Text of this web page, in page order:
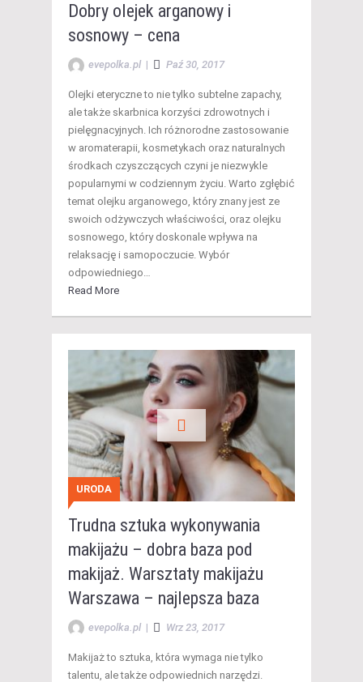
Dobry olejek arganowy i
sosnowy – cena
evepolka.pl | Paź 30, 2017
Olejki eteryczne to nie tylko subtelne zapachy,
ale także skarbnica korzyści zdrowotnych i
pielęgnacyjnych. Ich różnorodne zastosowanie
w aromaterapii, kosmetykach oraz naturalnych
środkach czyszczących czyni je niezwykle
popularnymi w codziennym życiu. Warto zgłębić
temat olejku arganowego, który znany jest ze
swoich odżywczych właściwości, oraz olejku
sosnowego, który doskonale wpływa na
relaksację i samopoczucie. Wybór
odpowiedniego…
Read More
URODA
Trudna sztuka wykonywania
makijażu – dobra baza pod
makijaż. Warsztaty makijażu
Warszawa – najlepsza baza
evepolka.pl | Wrz 23, 2017
Makijaż to sztuka, która wymaga nie tylko
talentu, ale także odpowiednich narzędzi.